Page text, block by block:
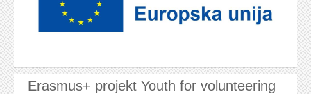
Erasmus+ projekt Youth for volunteering